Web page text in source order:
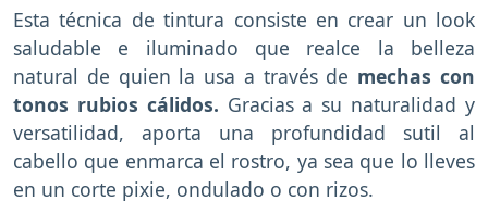
Esta técnica de tintura consiste en crear un look
saludable e iluminado que realce la belleza
natural de quien la usa a través de mechas con
tonos rubios cálidos. Gracias a su naturalidad y
versatilidad, aporta una profundidad sutil al
cabello que enmarca el rostro, ya sea que lo lleves
en un corte pixie, ondulado o con rizos.